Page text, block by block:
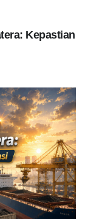
Kepastian